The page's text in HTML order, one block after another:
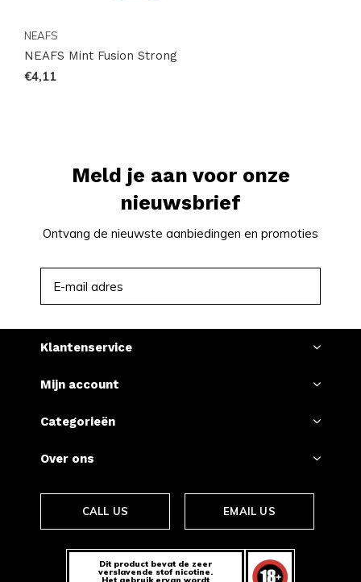
NEAFS
NEAFS Mint Fusion Strong
€4,11
Meld je aan voor onze
nieuwsbrief
Ontvang de nieuwste aanbiedingen en promoties
Klantenservice
Mijn account
Categorieën
Over ons
CALL US EMAIL US
Dit product bevat de zeer
verslavende stof nicotine.